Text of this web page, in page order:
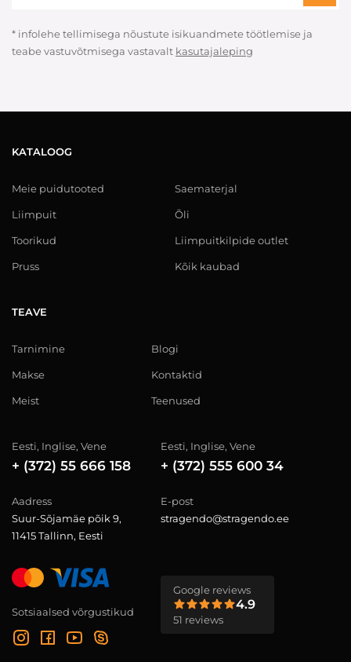
* infolehe tellimisega nõustute isikuandmete töötlemise ja
teabe vastuvõtmisega vastavalt kasutajaleping
KATALOOG
Meie puidutooted
Liimpuit
Toorikud
Pruss
Saematerjal
Õli
Liimpuitkilpide outlet
Kõik kaubad
TEAVE
Tarnimine
Makse
Meist
Blogi
Kontaktid
Teenused
Eesti, Inglise, Vene
+ (372) 55 666 158
Eesti, Inglise, Vene
+ (372) 555 600 34
Aadress
Suur-Sõjamäe põik 9,
11415 Tallinn, Eesti
E-post
stragendo@stragendo.ee
Sotsiaalsed võrgustikud
Google reviews
4.9
51 reviews